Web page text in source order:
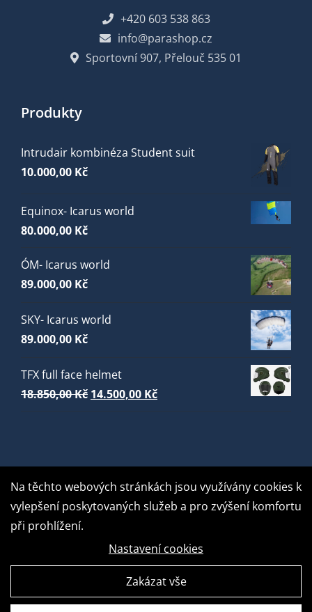
+420 603 538 863
info@parashop.cz
Sportovní 907, Přelouč 535 01
Produkty
Intrudair kombinéza Student suit
10.000,00 Kč
Equinox- Icarus world
80.000,00 Kč
ÓM- Icarus world
89.000,00 Kč
SKY- Icarus world
89.000,00 Kč
TFX full face helmet
18.850,00Kč Původní
14.500,00 KčAktuální
GDPR Ready
Na těchto webových stránkách jsou využívány cookies k
vylepšení poskytovaných služeb a pro zvýšení komfortu
při prohlížení.
Nastavení cookies
Zakázat vše